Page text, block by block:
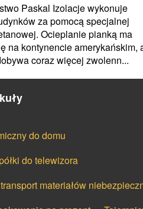
Paskal Izolacje wykonuje
za pomocą specjalnej
Ocieplanie pianką ma
na kontynencie amerykańskim,
coraz więcej zwolenn...
do domu
do telewizora
materiałów